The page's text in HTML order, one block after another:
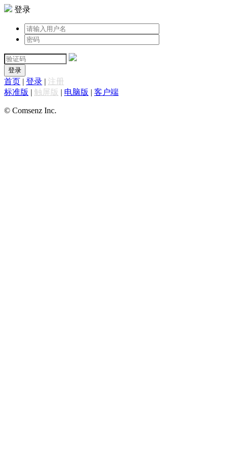
登录
登录
首页 | 登录 | 注册
标准版 | 触屏版 | 电脑版 | 客户端
© Comsenz Inc.